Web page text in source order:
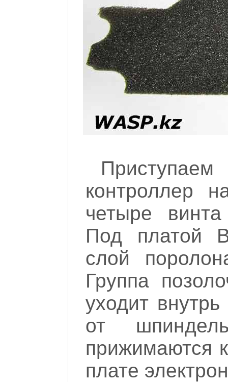
контроллер
четыре
Под платой
слой
Группа
уходит
от
прижимаются
плате